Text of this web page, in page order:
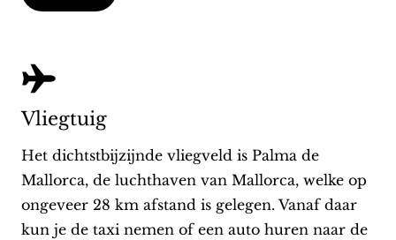
Vliegtuig
Het dichtstbijzijnde vliegveld is Palma de
Mallorca, de luchthaven van Mallorca, welke op
ongeveer 28 km afstand is gelegen. Vanaf daar
kun je de taxi nemen of een auto huren naar de